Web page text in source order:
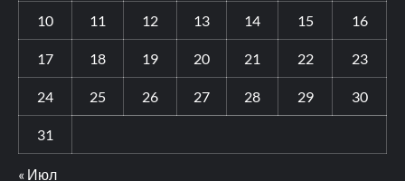
10 11 12 13 14 15 16
17 18 19 20 21 22 23
24 25 26 27 28 29 30
31
« Июл